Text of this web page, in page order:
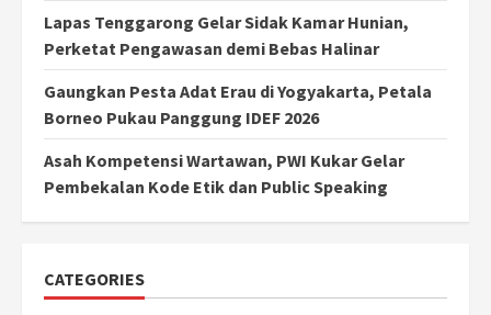
Lapas Tenggarong Gelar Sidak Kamar Hunian,
Perketat Pengawasan demi Bebas Halinar
Gaungkan Pesta Adat Erau di Yogyakarta, Petala
Borneo Pukau Panggung IDEF 2026
Asah Kompetensi Wartawan, PWI Kukar Gelar
Pembekalan Kode Etik dan Public Speaking
CATEGORIES